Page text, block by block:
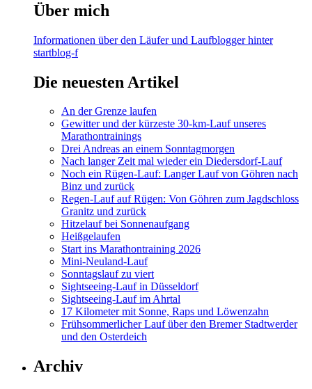
Über mich
Informationen über den Läufer und Laufblogger hinter
startblog-f
Die neuesten Artikel
An der Grenze laufen
Gewitter und der kürzeste 30-km-Lauf unseres
Marathontrainings
Drei Andreas an einem Sonntagmorgen
Nach langer Zeit mal wieder ein Diedersdorf-Lauf
Noch ein Rügen-Lauf: Langer Lauf von Göhren nach
Binz und zurück
Regen-Lauf auf Rügen: Von Göhren zum Jagdschloss
Granitz und zurück
Hitzelauf bei Sonnenaufgang
Heißgelaufen
Start ins Marathontraining 2026
Mini-Neuland-Lauf
Sonntagslauf zu viert
Sightseeing-Lauf in Düsseldorf
Sightseeing-Lauf im Ahrtal
17 Kilometer mit Sonne, Raps und Löwenzahn
Frühsommerlicher Lauf über den Bremer Stadtwerder
und den Osterdeich
Archiv